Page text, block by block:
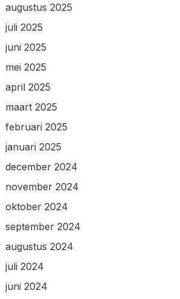
augustus 2025
juli 2025
juni 2025
mei 2025
april 2025
maart 2025
februari 2025
januari 2025
december 2024
november 2024
oktober 2024
september 2024
augustus 2024
juli 2024
juni 2024